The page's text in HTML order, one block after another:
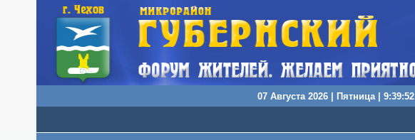
07 Августа 2026 | Пятница | 9:39:53